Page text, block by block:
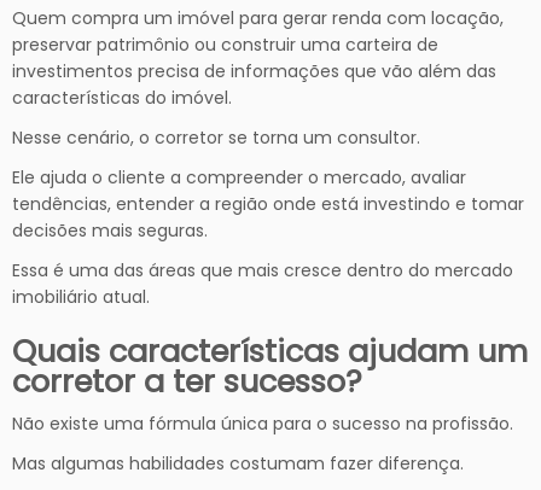
Quem compra um imóvel para gerar renda com locação,
preservar patrimônio ou construir uma carteira de
investimentos precisa de informações que vão além das
características do imóvel.
Nesse cenário, o corretor se torna um consultor.
Ele ajuda o cliente a compreender o mercado, avaliar
tendências, entender a região onde está investindo e tomar
decisões mais seguras.
Essa é uma das áreas que mais cresce dentro do mercado
imobiliário atual.
Quais características ajudam um
corretor a ter sucesso?
Não existe uma fórmula única para o sucesso na profissão.
Mas algumas habilidades costumam fazer diferença.